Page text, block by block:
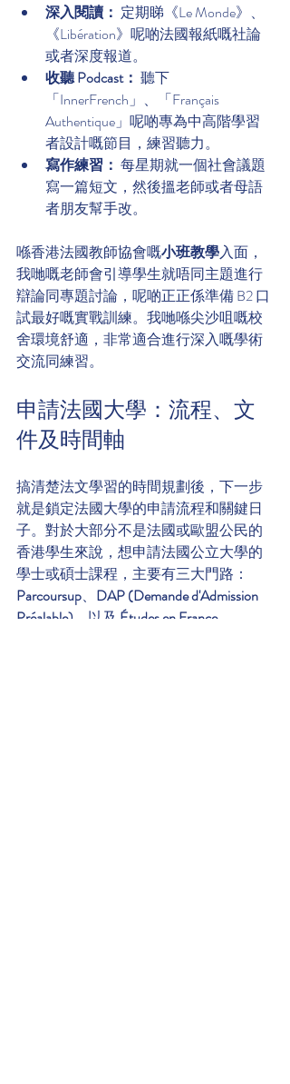
深入閱讀： 定期睇《Le Monde》、
《Libération》呢啲法國報紙嘅社論
或者深度報道。
收聽 Podcast： 聽下
「InnerFrench」、「Français
Authentique」呢啲專為中高階學習
者設計嘅節目，練習聽力。
寫作練習： 每星期就一個社會議題
寫一篇短文，然後搵老師或者母語
者朋友幫手改。
喺香港法國教師協會嘅小班教學入面，
我哋嘅老師會引導學生就唔同主題進行
辯論同專題討論，呢啲正正係準備 B2 口
試最好嘅實戰訓練。我哋喺尖沙咀嘅校
舍環境舒適，非常適合進行深入嘅學術
交流同練習。
申請法國大學：流程、文
件及時間軸
搞清楚法文學習的時間規劃後，下一步
就是鎖定法國大學的申請流程和關鍵日
子。對於大部分不是法國或歐盟公民的
香港學生來說，想申請法國公立大學的
學士或碩士課程，主要有三大門路：
Parcoursup、 DAP (Demande d'Admission
Préalable) ，以及 Études en France。